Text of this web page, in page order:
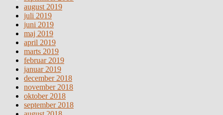
august 2019
juli 2019
juni 2019
maj 2019
april 2019
marts 2019
februar 2019
januar 2019
december 2018
november 2018
oktober 2018
september 2018